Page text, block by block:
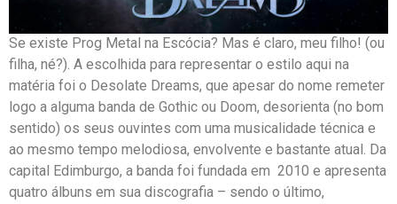
Se existe Prog Metal na Escócia? Mas é claro, meu filho! (ou
filha, né?). A escolhida para representar o estilo aqui na
matéria foi o Desolate Dreams, que apesar do nome remeter
logo a alguma banda de Gothic ou Doom, desorienta (no bom
sentido) os seus ouvintes com uma musicalidade técnica e
ao mesmo tempo melodiosa, envolvente e bastante atual. Da
capital Edimburgo, a banda foi fundada em 2010 e apresenta
quatro álbuns em sua discografia – sendo o último,